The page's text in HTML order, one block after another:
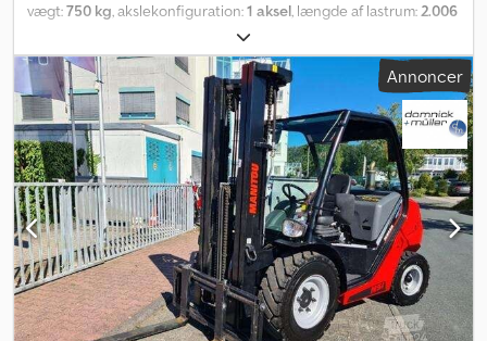
vægt:750 kg, akslekonfiguration:1 aksel, længde af lastrum:2.006
, lastepladshøjde:
dækstørrelse:155/70 R13, Produktionsår:2024, driftsvægt:750 kg,
Pkw-traileren Garden Trailer 201 KIPP fra UNITRAILER med en
tilladt totalvægt på op til 750 kg har en bagklap, der kan åbnes,
hvilket muliggør lastning og losning på blot få minutter! Takket
være den kipbare trækstang kan den også placeres lodret på
bagklappen hvor som helst. Alle formaliteter i forbindelse med
købet bliver håndteret for dig. De bestilte varer med tilhørende
dokumentation leveres inden for 3 til 7 arbejdsdage til den
adresse, du har angivet i Tyskland/Østrig. Når du har modtaget
traileren, skal du blot registrere den. Dkodpfxet I Ri As Amljr Ved
køb af vores nye trailer modtager du 2 års garanti. Hvert produkt
leveres med en brugervejledning og garantibog. Alle vigtige
dokumenter følger med den købte trailer. Derudover kan du til
Annoncer